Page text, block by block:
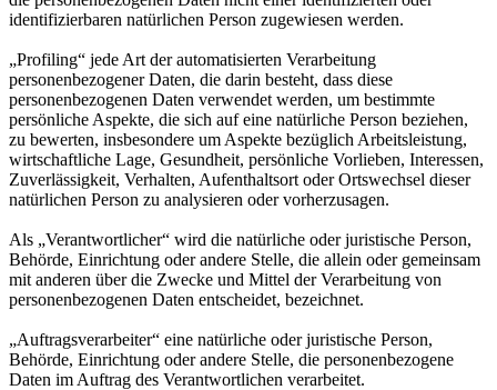
identifizierbaren natürlichen Person zugewiesen werden.
„Profiling“ jede Art der automatisierten Verarbeitung
personenbezogener Daten, die darin besteht, dass diese
personenbezogenen Daten verwendet werden, um bestimmte
persönliche Aspekte, die sich auf eine natürliche Person beziehen,
zu bewerten, insbesondere um Aspekte bezüglich Arbeitsleistung,
wirtschaftliche Lage, Gesundheit, persönliche Vorlieben, Interessen,
Zuverlässigkeit, Verhalten, Aufenthaltsort oder Ortswechsel dieser
natürlichen Person zu analysieren oder vorherzusagen.
Als „Verantwortlicher“ wird die natürliche oder juristische Person,
Behörde, Einrichtung oder andere Stelle, die allein oder gemeinsam
mit anderen über die Zwecke und Mittel der Verarbeitung von
personenbezogenen Daten entscheidet, bezeichnet.
„Auftragsverarbeiter“ eine natürliche oder juristische Person,
Behörde, Einrichtung oder andere Stelle, die personenbezogene
Daten im Auftrag des Verantwortlichen verarbeitet.